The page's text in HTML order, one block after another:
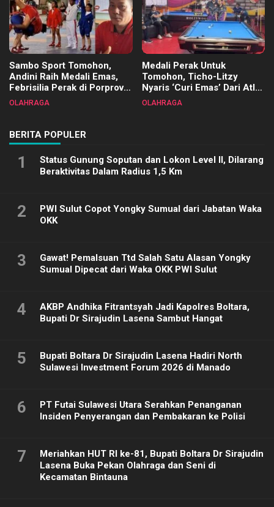
Sambo Sport Tomohon,
Andini Raih Medali Emas,
Febrisilia Perak di Porprov
Sulut 2025
OLAHRAGA
Medali Perak Untuk
Tomohon, Ticho-Litzy
Nyaris ‘Curi Emas’ Dari Atlet
Biliar PON di Porprov Sulut
OLAHRAGA
BERITA POPULER
1
Status Gunung Soputan dan Lokon Level II, Dilarang
Beraktivitas Dalam Radius 1,5 Km
2
PWI Sulut Copot Yongky Sumual dari Jabatan Waka
OKK
3
Gawat! Pemalsuan Ttd Salah Satu Alasan Yongky
Sumual Dipecat dari Waka OKK PWI Sulut
4
AKBP Andhika Fitrantsyah Jadi Kapolres Boltara,
Bupati Dr Sirajudin Lasena Sambut Hangat
5
Bupati Boltara Dr Sirajudin Lasena Hadiri North
Sulawesi Investment Forum 2026 di Manado
6
PT Futai Sulawesi Utara Serahkan Penanganan
Insiden Penyerangan dan Pembakaran ke Polisi
7
Meriahkan HUT RI ke-81, Bupati Boltara Dr Sirajudin
Lasena Buka Pekan Olahraga dan Seni di
Kecamatan Bintauna